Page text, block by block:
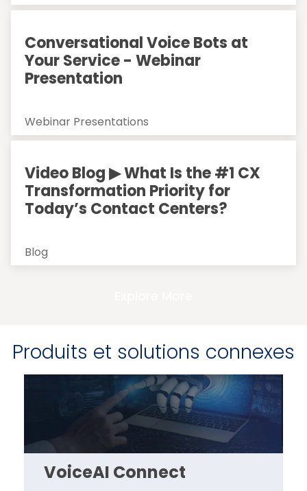
Conversational Voice Bots at
Your Service - Webinar
Presentation
Webinar Presentations
Video Blog ▶ What Is the #1 CX
Transformation Priority for
Today’s Contact Centers?
Blog
Produits et solutions connexes
VoiceAI Connect